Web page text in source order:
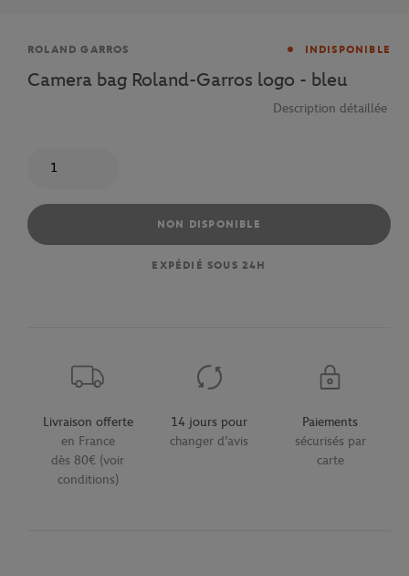
Marque
ROLAND GARROS INDISPONIBLE
Camera bag Roland-Garros logo - bleu
Description détaillée
NON DISPONIBLE
EXPÉDIÉ SOUS 24H
Livraison offerte
en France
dès 80€ (voir
conditions)
14 jours pour
changer d'avis
Paiements
sécurisés par
carte